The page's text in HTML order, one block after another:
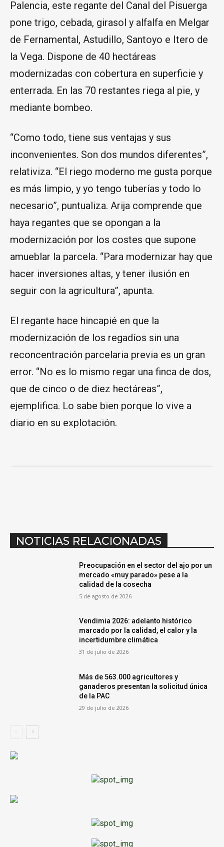
Palencia, este regante del Canal del Pisuerga
pone trigo, cebada, girasol y alfalfa en Melgar
de Fernamental, Astudillo, Santoyo e Itero de
la Vega. Dispone de 40 hectáreas
modernizadas con cobertura en superficie y
enterrada. En las 70 restantes riega al pie, y
mediante bombeo.
“Como todo, tiene sus ventajas y sus
inconvenientes. Son dos mundos diferentes”,
relativiza. “El riego moderno me gusta porque
es más limpio, y yo tengo tuberías y todo lo
necesario”, puntualiza. Arija comprende que
haya regantes que se opongan a la
modernización por los costes que supone
amueblar la parcela. “Para modernizar hay que
hacer inversiones altas, y tener ilusión en
seguir con la agricultura”, apunta.
El regante hace hincapié en que la
modernización de los regadíos sin una
reconcentración parcelaria previa es un gran
error. “No es lo mismo regar una finca de dos,
que de cinco o de diez hectáreas”,
ejemplifica. Lo sabe bien porque lo vive a
diario en su explotación.
NOTICIAS RELACIONADAS
Preocupación en el sector del ajo por un
mercado «muy parado» pese a la
calidad de la cosecha
5 de agosto de 2026
Vendimia 2026: adelanto histórico
marcado por la calidad, el calor y la
incertidumbre climática
31 de julio de 2026
Más de 563.000 agricultores y
ganaderos presentan la solicitud única
de la PAC
29 de julio de 2026